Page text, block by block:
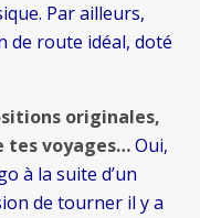
Par ailleurs,
de route idéal, doté
originales,
tes voyages…Oui,
à la suite d’un
de tourner il y a